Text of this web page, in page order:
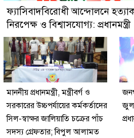
ফ্যাসিবাদবিরোধী আন্দোলনে
নিরপেক্ষ ও বিশ্বাসযোগ্য: প্রধানমন্ত্রী
মাননীয় প্রধানমন্ত্রী, মন্ত্রীবর্গ ও
সরকারের উচ্চপর্যায়ের কর্মকর্তাদের
সিল-স্বাক্ষর জালিয়াতি চক্রের পাঁচ
সদস্য গ্রেফতার; বিপুল আলামত